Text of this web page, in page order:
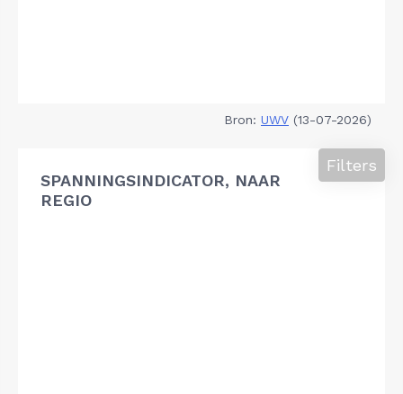
Bron: UWV (13-07-2026)
SPANNINGSINDICATOR, NAAR
REGIO
Filters